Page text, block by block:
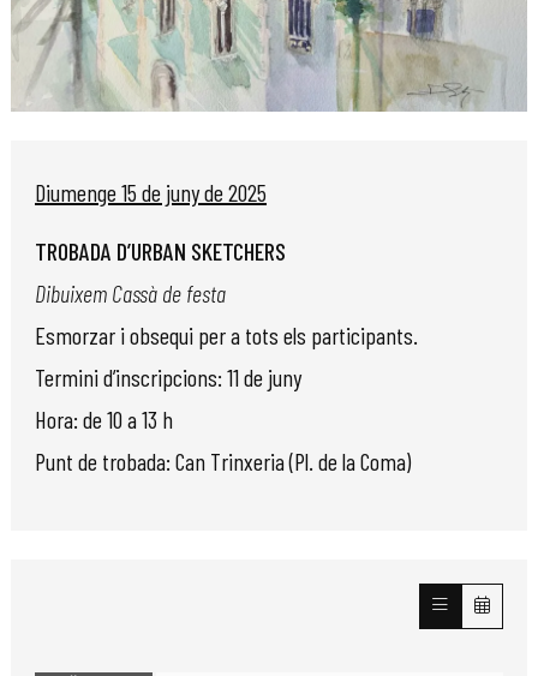
Diumenge 15 de juny de 2025
TROBADA D’URBAN SKETCHERS
Dibuixem Cassà de festa
Esmorzar i obsequi per a tots els participants.
Termini d’inscripcions: 11 de juny
Hora: de 10 a 13 h
Punt de trobada: Can Trinxeria (Pl. de la Coma)